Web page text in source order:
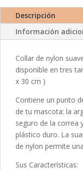
España
cantidad
Descripción
Información
Collar de nylon
disponible en tres
x 30 cm )
Contiene un punto
de tu mascota: la
seguro de la correa
plástico duro. La
de nylon permite
Sus Características: